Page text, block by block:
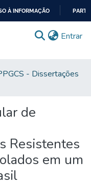
À INFORMAÇÃO
Entrar
- Dissertações
de
Resistentes
em um